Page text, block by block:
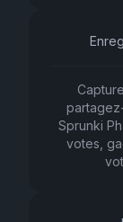
Sprunki
votes,